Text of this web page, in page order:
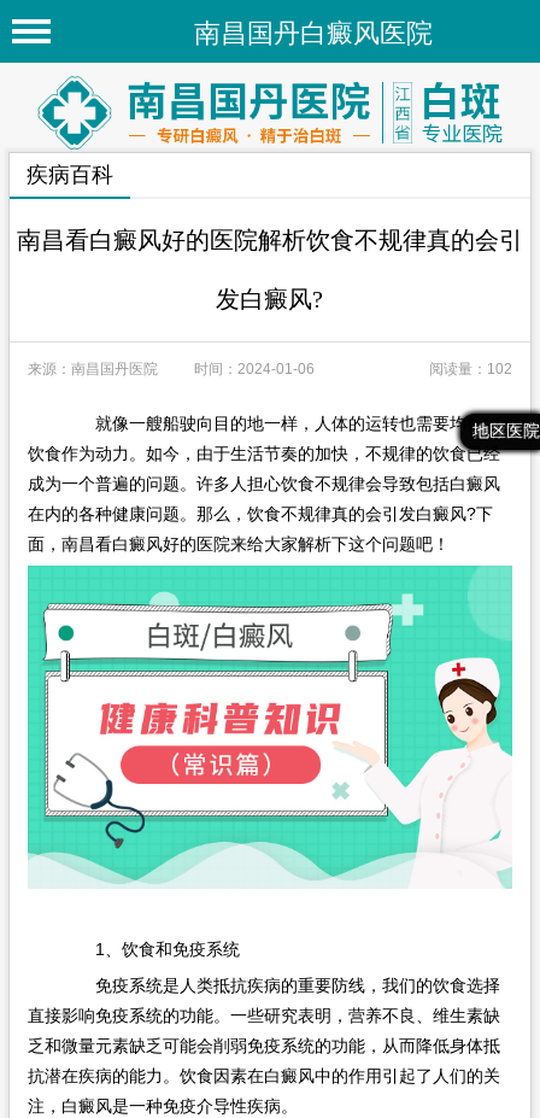
南昌国丹白癜风医院
首页
医院简介
医院新闻
专家团队
白癜风常识
白癜风人群
白癜风部位
地区医院
在线问诊
最新文章
热门文章
推荐文章
地区医院
疾病百科
南昌看白癜风好的医院解析饮食不规律真的会引
发白癜风?
来源：南昌国丹医院 时间：2024-01-06 阅读量：102
就像一艘船驶向目的地一样，人体的运转也需要均衡的
饮食作为动力。如今，由于生活节奏的加快，不规律的饮食已经
成为一个普遍的问题。许多人担心饮食不规律会导致包括白癜风
在内的各种健康问题。那么，饮食不规律真的会引发白癜风?下
面，南昌看白癜风好的医院来给大家解析下这个问题吧！
1、饮食和免疫系统
免疫系统是人类抵抗疾病的重要防线，我们的饮食选择
直接影响免疫系统的功能。一些研究表明，营养不良、维生素缺
乏和微量元素缺乏可能会削弱免疫系统的功能，从而降低身体抵
抗潜在疾病的能力。饮食因素在白癜风中的作用引起了人们的关
注，白癜风是一种免疫介导性疾病。